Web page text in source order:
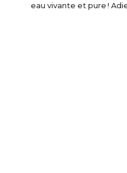
eau vivante et pure !